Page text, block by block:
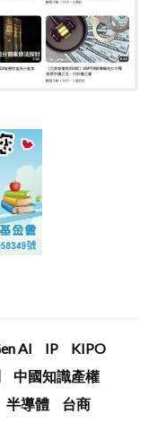
AI IP
KIPO
中國知識產權
半導體
台商